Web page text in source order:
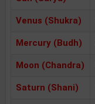
Venus (Shukra)
Mercury (Budh)
Moon (Chandra)
Saturn (Shani)